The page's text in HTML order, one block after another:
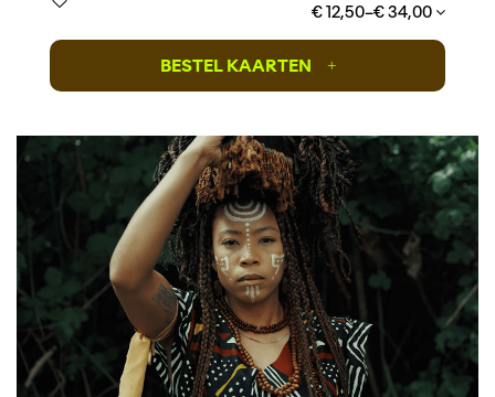
€ 12,50–€ 34,00
BESTEL KAARTEN +